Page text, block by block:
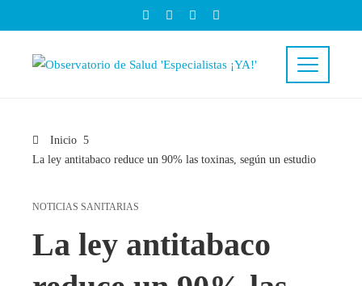
Inicio
La ley antitabaco reduce un 90% las toxinas, según un estudio
NOTICIAS SANITARIAS
La ley antitabaco